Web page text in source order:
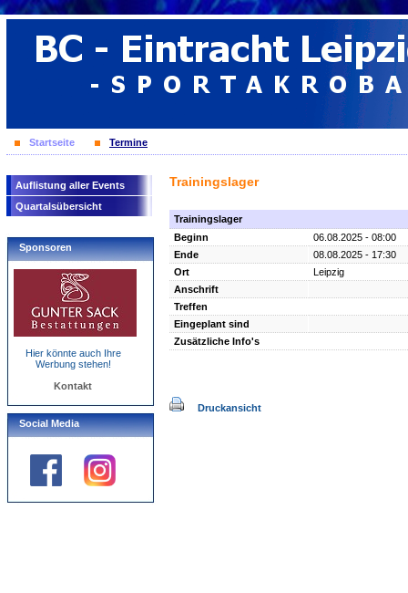
Startseite Termine
Auflistung aller Events
Quartalsübersicht
Sponsoren
Hier könnte auch Ihre
Werbung stehen!
Kontakt
Social Media
Trainingslager
Trainingslager
Beginn
06.08.2025 - 08:00
Ende
08.08.2025 - 17:30
Ort
Leipzig
Anschrift
Treffen
Eingeplant sind
Zusätzliche Info's
Druckansicht